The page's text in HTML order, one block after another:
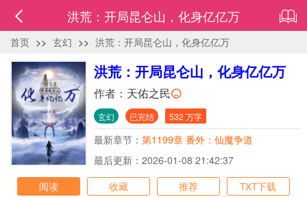
洪荒：开局昆仑山，化身亿亿万
首页 >> 玄幻 >> 洪荒：开局昆仑山，化身亿亿万
洪荒：开局昆仑山，化身亿亿万
作者： 天佑之民
玄幻 已完结 532 万字
最新章节： 第1199章 番外：仙魔争道
最后更新：2026-01-08 21:42:37
阅读
收藏 推荐 TXT下载